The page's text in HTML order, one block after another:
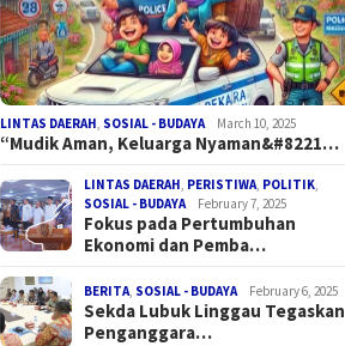
LINTAS DAERAH, SOSIAL - BUDAYA March 10, 2025
“Mudik Aman, Keluarga Nyaman&#8221…
LINTAS DAERAH, PERISTIWA, POLITIK,
SOSIAL - BUDAYA
February 7, 2025
Fokus pada Pertumbuhan
Ekonomi dan Pemba…
BERITA, SOSIAL - BUDAYA February 6, 2025
Sekda Lubuk Linggau Tegaskan
Penganggara…